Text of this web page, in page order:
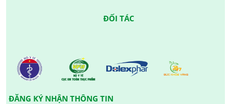
ĐỐI TÁC
ĐĂNG KÝ NHẬN THÔNG TIN